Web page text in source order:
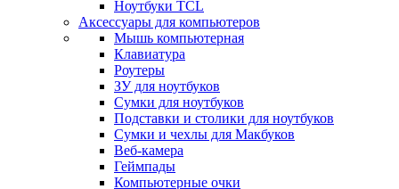
Ноутбуки TCL
Аксессуары для компьютеров
Мышь компьютерная
Клавиатура
Роутеры
ЗУ для ноутбуков
Сумки для ноутбуков
Подставки и столики для ноутбуков
Сумки и чехлы для Макбуков
Веб-камера
Геймпады
Компьютерные очки